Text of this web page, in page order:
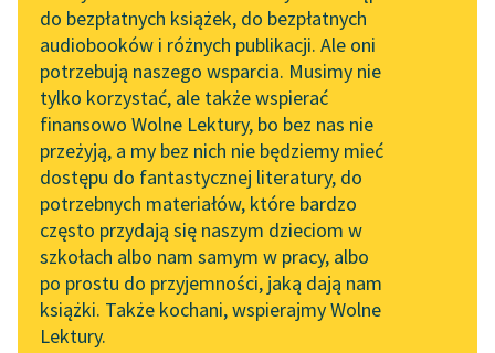
do słuchania
Byliśmy częścią AI Impact
Lab
Zapraszamy na spotkanie
online z tłumaczkami
literatury skandynawskiej
Spotkanie z Katarzyną
Tunkiel w Oslo
102. lata temu zmarł
Joseph Conrad
Leśmianator
Przewodnik dla piszących i
czytających
API
OAI-PMH
Widget Wolnych Lektur
Przypisy
do bezpłatnych książek, do bezpłatnych
audiobooków i różnych publikacji. Ale oni
potrzebują naszego wsparcia. Musimy nie
tylko korzystać, ale także wspierać
finansowo Wolne Lektury, bo bez nas nie
przeżyją, a my bez nich nie będziemy mieć
dostępu do fantastycznej literatury, do
potrzebnych materiałów, które bardzo
często przydają się naszym dzieciom w
szkołach albo nam samym w pracy, albo
po prostu do przyjemności, jaką dają nam
książki. Także kochani, wspierajmy Wolne
Lektury.